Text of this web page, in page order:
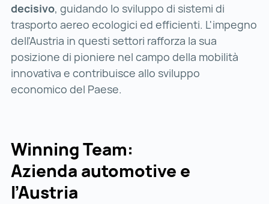
decisivo, guidando lo sviluppo di sistemi di
trasporto aereo ecologici ed efficienti. L'impegno
dell'Austria in questi settori rafforza la sua
posizione di pioniere nel campo della mobilità
innovativa e contribuisce allo sviluppo
economico del Paese.
Winning Team:
Azienda automotive e
l’Austria